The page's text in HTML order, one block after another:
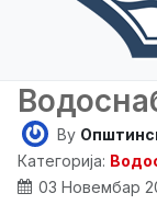
By
Категорија:
03 Новембар